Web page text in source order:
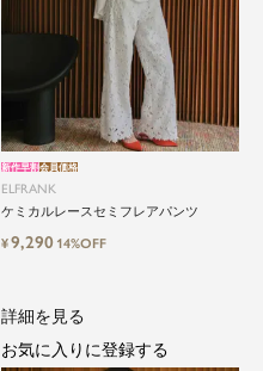
ELFRANK
ケミカルレースセミフレアパンツ
新作早割会員価格
¥9,290 14%OFF
詳細を見る
お気に入りに登録する